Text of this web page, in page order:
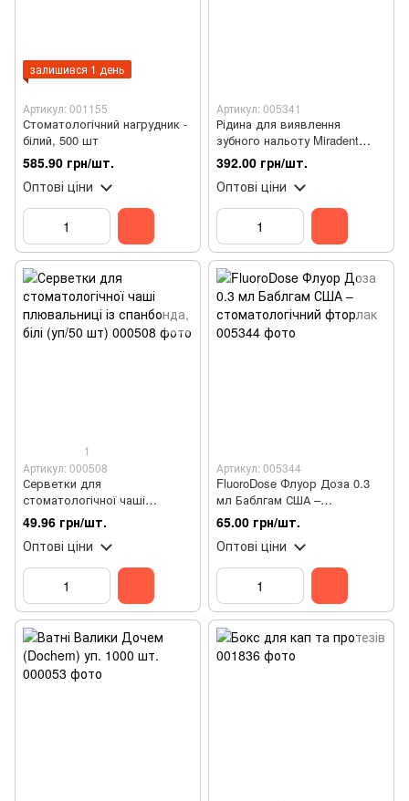
залишився 1 день
Артикул: 001155
Стоматологічний нагрудник -
білий, 500 шт
585.90 грн/шт.
Оптові ціни
Артикул: 005341
Рідина для виявлення
зубного нальоту Miradent
Mira-2-Ton 10 мл Німеччина
392.00 грн/шт.
Оптові ціни
1
Артикул: 000508
Серветки для
стоматологічної чаші
плювальниці із спанбонда,
білі (уп/50 шт)
49.96 грн/шт.
Оптові ціни
Артикул: 005344
FluoroDose Флуор Доза 0.3
мл Баблгам США –
стоматологічний фторлак
65.00 грн/шт.
Оптові ціни